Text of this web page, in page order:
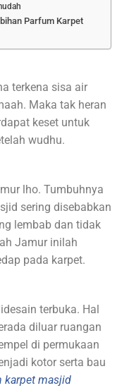
Parfum Karpet
terkena sisa air
Maka tak heran
keset untuk
wudhu.
lho. Tumbuhnya
sering disebabkan
lembab dan tidak
Jamur inilah
pada karpet.
terbuka. Hal
diluar ruangan
di permukaan
kotor serta bau
karpet masjid